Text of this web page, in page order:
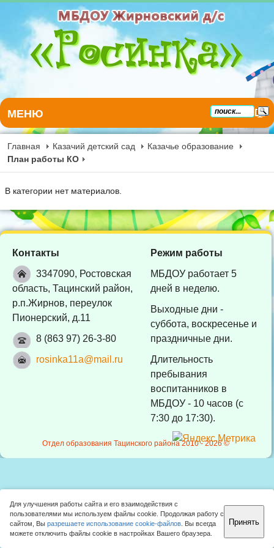
МЕНЮ
Главная Казачий детский сад
Казачье образование
План работы КО
В категории нет материалов.
Контакты
3347090, Ростовская
область, Тацинский район,
р.п.Жирнов, переулок
Пионерский, д.11
8 (863 97) 26-3-80
rosinka11a@mail.ru
Режим работы
МБДОУ работает 5
дней в неделю.
Выходные дни -
суббота, воскресенье и
праздничные дни.
Длительность
пребывания
воспитанников в
МБДОУ - 10 часов (с
7:30 до 17:30).
Отдел образования Тацинского района 2010 -2026 ©
Для улучшения работы сайта и его взаимодействия с
пользователями мы используем файлы cookie. Продолжая работу с
сайтом, Вы разрешаете использование cookie-файлов . Вы всегда
можете отключить файлы cookie в настройках Вашего браузера.
Принять